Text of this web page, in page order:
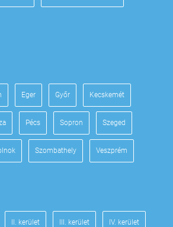
Eger Győr Kecskemét
Pécs Sopron Szeged
Szombathely Veszprém
II. kerület III. kerület IV. kerület